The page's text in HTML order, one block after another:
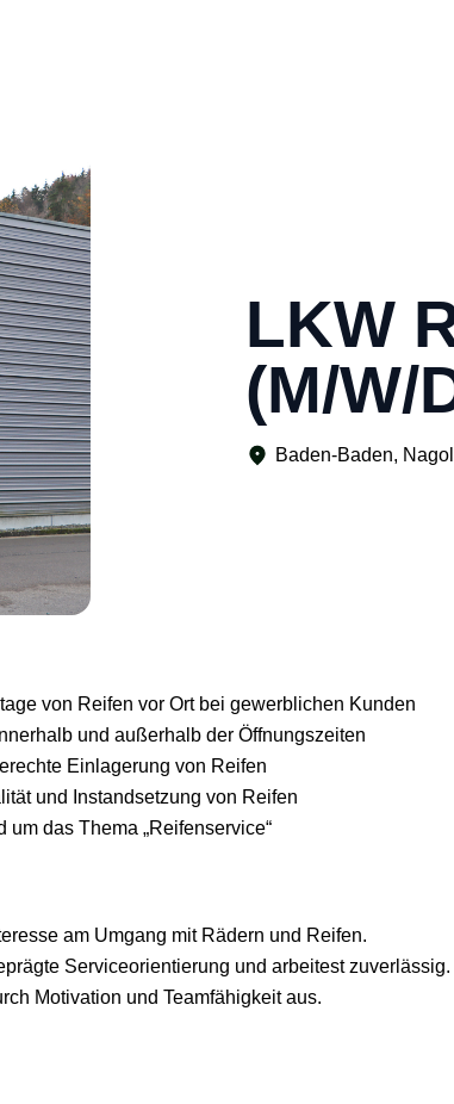
LKW
(M/W/
Baden-Baden,
von Reifen vor Ort bei gewerblichen Kunden
und außerhalb der Öffnungszeiten
Einlagerung von Reifen
und Instandsetzung von Reifen
um das Thema „Reifenservice“
am Umgang mit Rädern und Reifen.
Serviceorientierung und arbeitest zuverlässig.
Motivation und Teamfähigkeit aus.